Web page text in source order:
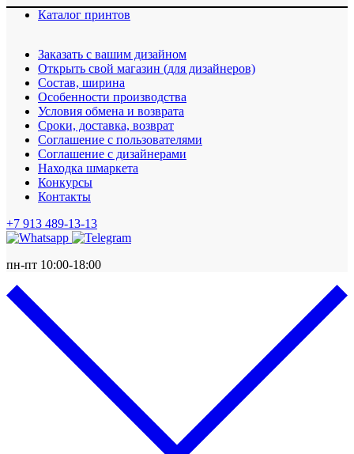
Каталог принтов
Заказать с вашим дизайном
Открыть свой магазин (для дизайнеров)
Cостав, ширина
Особенности производства
Условия обмена и возврата
Сроки, доставка, возврат
Соглашение с пользователями
Соглашение с дизайнерами
Находка шмаркета
Конкурсы
Контакты
+7 913 489-13-13
пн-пт 10:00-18:00